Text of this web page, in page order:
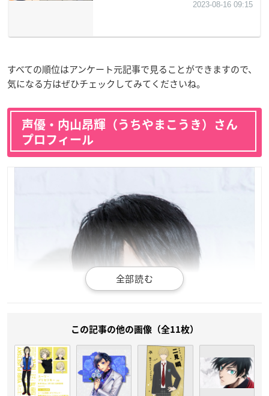
すべての順位はアンケート元記事で見ることができますので、
気になる方はぜひチェックしてみてくださいね。
声優・内山昂輝（うちやまこうき）さん
プロフィール
この記事の他の画像（全11枚）